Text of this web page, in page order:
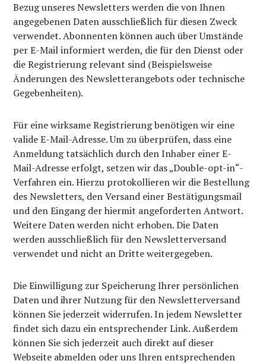
Bezug unseres Newsletters werden die von Ihnen
angegebenen Daten ausschließlich für diesen Zweck
verwendet. Abonnenten können auch über Umstände
per E-Mail informiert werden, die für den Dienst oder
die Registrierung relevant sind (Beispielsweise
Änderungen des Newsletterangebots oder technische
Gegebenheiten).
Für eine wirksame Registrierung benötigen wir eine
valide E-Mail-Adresse. Um zu überprüfen, dass eine
Anmeldung tatsächlich durch den Inhaber einer E-
Mail-Adresse erfolgt, setzen wir das „Double-opt-in“-
Verfahren ein. Hierzu protokollieren wir die Bestellung
des Newsletters, den Versand einer Bestätigungsmail
und den Eingang der hiermit angeforderten Antwort.
Weitere Daten werden nicht erhoben. Die Daten
werden ausschließlich für den Newsletterversand
verwendet und nicht an Dritte weitergegeben.
Die Einwilligung zur Speicherung Ihrer persönlichen
Daten und ihrer Nutzung für den Newsletterversand
können Sie jederzeit widerrufen. In jedem Newsletter
findet sich dazu ein entsprechender Link. Außerdem
können Sie sich jederzeit auch direkt auf dieser
Webseite abmelden oder uns Ihren entsprechenden